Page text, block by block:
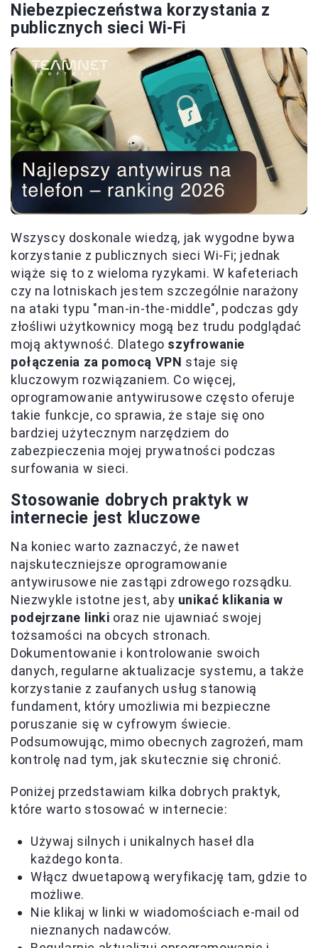
Niebezpieczeństwa korzystania z
publicznych sieci Wi-Fi
Wszyscy doskonale wiedzą, jak wygodne bywa
korzystanie z publicznych sieci Wi-Fi; jednak
wiąże się to z wieloma ryzykami. W kafeteriach
czy na lotniskach jestem szczególnie narażony
na ataki typu "man-in-the-middle", podczas gdy
złośliwi użytkownicy mogą bez trudu podglądać
moją aktywność. Dlatego szyfrowanie
połączenia za pomocą VPN staje się
kluczowym rozwiązaniem. Co więcej,
oprogramowanie antywirusowe często oferuje
takie funkcje, co sprawia, że staje się ono
bardziej użytecznym narzędziem do
zabezpieczenia mojej prywatności podczas
surfowania w sieci.
Stosowanie dobrych praktyk w
internecie jest kluczowe
Na koniec warto zaznaczyć, że nawet
najskuteczniejsze oprogramowanie
antywirusowe nie zastąpi zdrowego rozsądku.
Niezwykle istotne jest, aby unikać klikania w
podejrzane linki oraz nie ujawniać swojej
tożsamości na obcych stronach.
Dokumentowanie i kontrolowanie swoich
danych, regularne aktualizacje systemu, a także
korzystanie z zaufanych usług stanowią
fundament, który umożliwia mi bezpieczne
poruszanie się w cyfrowym świecie.
Podsumowując, mimo obecnych zagrożeń, mam
kontrolę nad tym, jak skutecznie się chronić.
Poniżej przedstawiam kilka dobrych praktyk,
które warto stosować w internecie:
Używaj silnych i unikalnych haseł dla
każdego konta.
Włącz dwuetapową weryfikację tam, gdzie to
możliwe.
Nie klikaj w linki w wiadomościach e-mail od
nieznanych nadawców.